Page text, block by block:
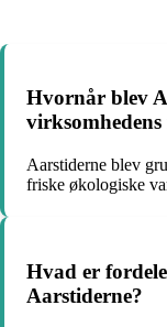
Hvornår blev
Aarstiderne blev
friske økologiske
Hvad er
Aarstiderne?